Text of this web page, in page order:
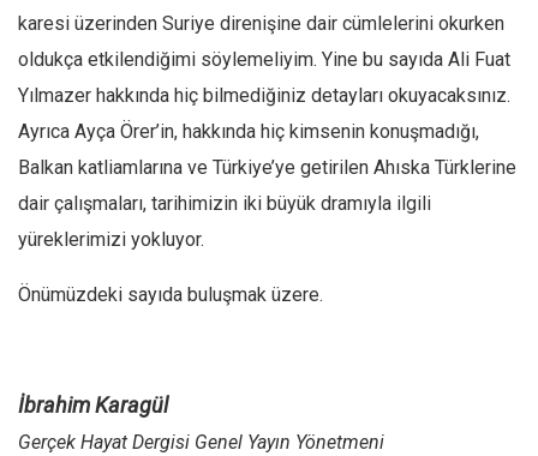
karesi üzerinden Suriye direnişine dair cümlelerini okurken
oldukça etkilendiğimi söylemeliyim. Yine bu sayıda Ali Fuat
Yılmazer hakkında hiç bilmediğiniz detayları okuyacaksınız.
Ayrıca Ayça Örer’in, hakkında hiç kimsenin konuşmadığı,
Balkan katliamlarına ve Türkiye’ye getirilen Ahıska Türklerine
dair çalışmaları, tarihimizin iki büyük dramıyla ilgili
yüreklerimizi yokluyor.
Önümüzdeki sayıda buluşmak üzere.
İbrahim Karagül
Gerçek Hayat Dergisi Genel Yayın Yönetmeni